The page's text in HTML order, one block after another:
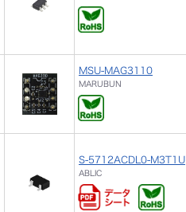
MSU-MAG3110
MARUBUN
S-5712ACDL0-M3T1U
ABLIC